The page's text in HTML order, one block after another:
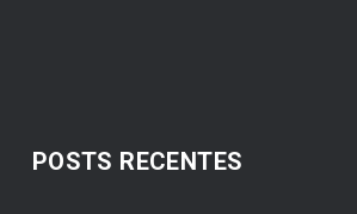
POSTS RECENTES